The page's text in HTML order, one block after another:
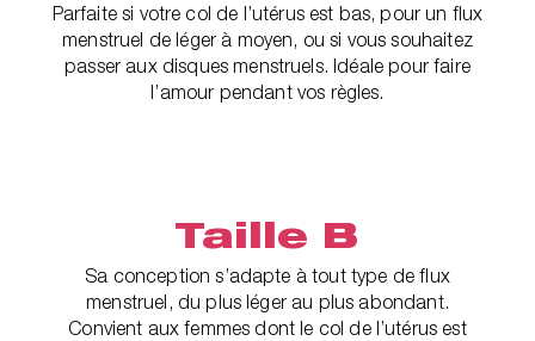
Parfaite si votre col de l’utérus est bas, pour un flux
menstruel de léger à moyen, ou si vous souhaitez
passer aux disques menstruels. Idéale pour faire
l’amour pendant vos règles.
Taille B
Sa conception s’adapte à tout type de flux
menstruel, du plus léger au plus abondant.
Convient aux femmes dont le col de l’utérus est